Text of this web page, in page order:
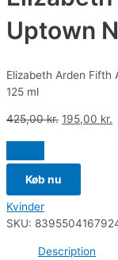
Uptown
Elizabeth Arden Fifth
125 ml
425,00kr. 195,00 kr.
Køb nu
Kvinder
SKU:
Description